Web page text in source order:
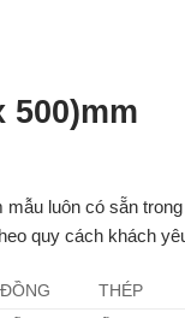
luôn có sẵn
quy cách khách
ĐỒNG THÉP